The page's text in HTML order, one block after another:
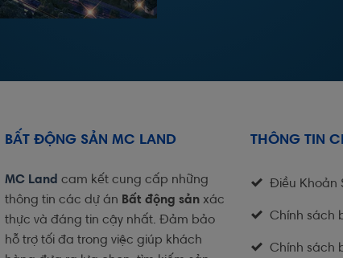
BẤT ĐỘNG SẢN MC LAND
MC Land cam kết cung cấp những
thông tin các dự án Bất động sản xác
thực và đáng tin cậy nhất. Đảm bảo
hỗ trợ tối đa trong việc giúp khách
THÔNG TIN
Điều Khoản
Chính sách
Chính sách